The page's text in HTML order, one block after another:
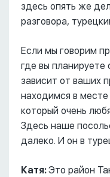
здесь опять же
разговора,
Если мы говорим
где вы планируете
зависит от ваших
находимся в
который очень
Здесь наше
далеко. И он в
Катя:Это район